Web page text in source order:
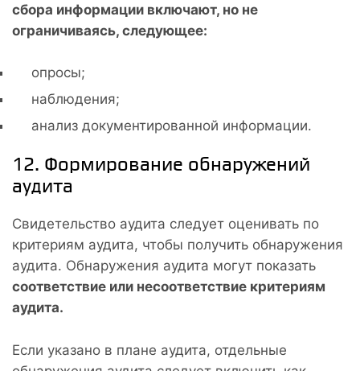
сбора информации включают, но не
ограничиваясь, следующее:
опросы;
наблюдения;
анализ документированной информации.
12. Формирование обнаружений
аудита
Свидетельство аудита следует оценивать по
критериям аудита, чтобы получить обнаружения
аудита. Обнаружения аудита могут показать
соответствие или несоответствие критериям
аудита.
Если указано в плане аудита, отдельные